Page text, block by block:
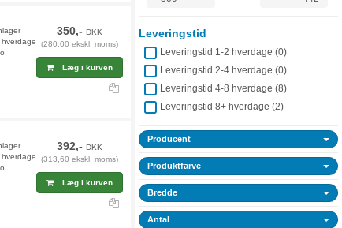
Leveringstid
Leveringstid 1-2 hverdage (0)
Leveringstid 2-4 hverdage (0)
Leveringstid 4-8 hverdage (8)
Leveringstid 8+ hverdage (2)
Producent
Produktfarve
Bredde
Antal
350,-DKK
(280,00 ekskl. moms)
Læg i kurven
392,-DKK
(313,60 ekskl. moms)
Læg i kurven